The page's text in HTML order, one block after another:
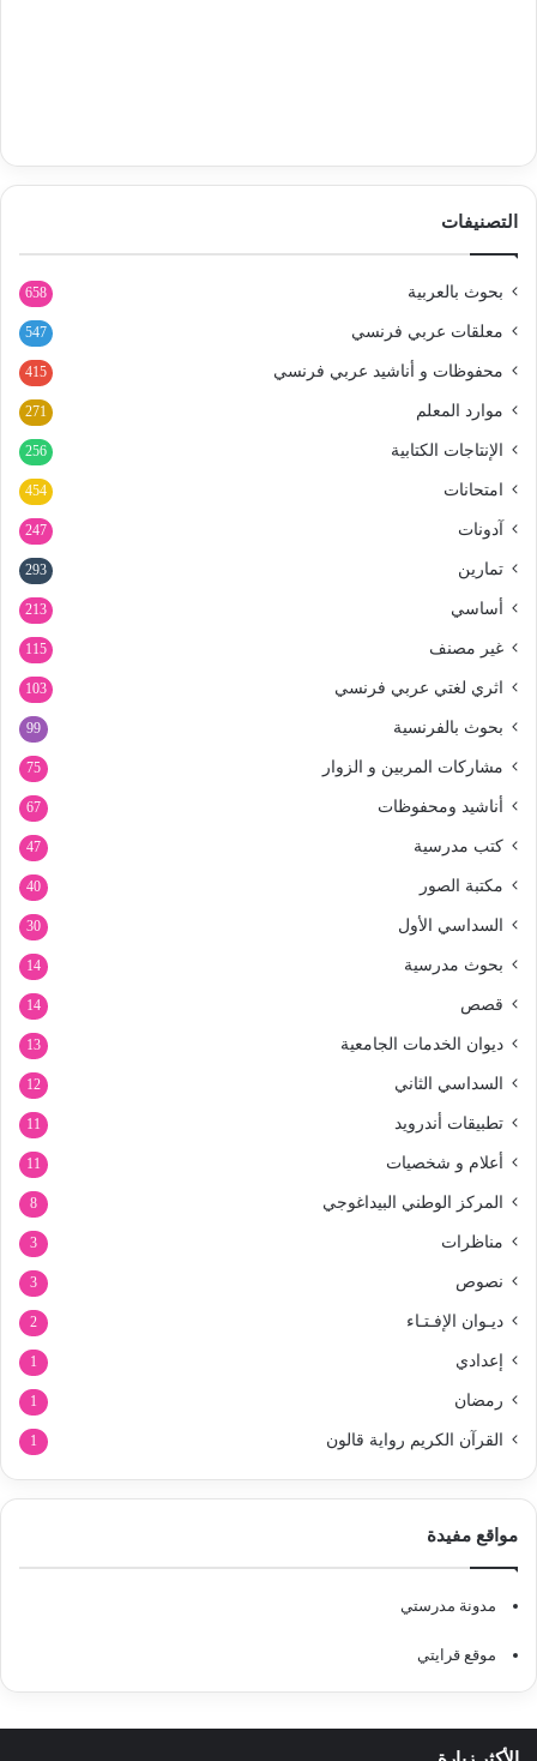
التصنيفات
بحوث بالعربية 658
معلقات عربي فرنسي 547
محفوظات و أناشيد عربي فرنسي 415
موارد المعلم 271
الإنتاجات الكتابية 256
امتحانات 454
آدونات 247
تمارين 293
أساسي 213
غير مصنف 115
اثري لغتي عربي فرنسي 103
بحوث بالفرنسية 99
مشاركات المربين و الزوار 75
أناشيد ومحفوظات 67
كتب مدرسية 47
مكتبة الصور 40
السداسي الأول 30
بحوث مدرسية 14
قصص 14
ديوان الخدمات الجامعية 13
السداسي الثاني 12
تطبيقات أندرويد 11
أعلام و شخصيات 11
المركز الوطني البيداغوجي 8
مناظرات 3
نصوص 3
ديـوان الإفـتـاء 2
إعدادي 1
رمضان 1
القرآن الكريم رواية قالون 1
مواقع مفيدة
مدونة مدرستي
موقع قرايتي